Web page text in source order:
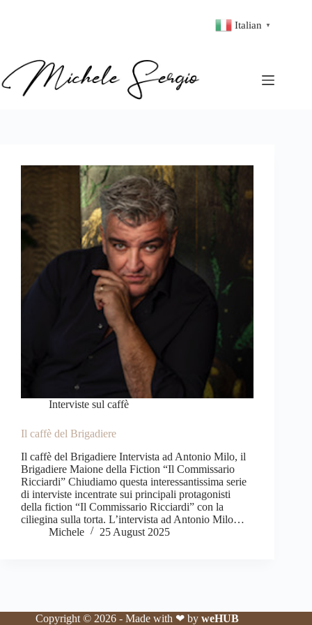
Italian ▼
Interviste sul caffè
Il caffè del Brigadiere
Il caffè del Brigadiere Intervista ad Antonio Milo, il
Brigadiere Maione della Fiction “Il Commissario
Ricciardi” Chiudiamo questa interessantissima serie
di interviste incentrate sui principali protagonisti
della fiction “Il Commissario Ricciardi” con la
ciliegina sulla torta. L’intervista ad Antonio Milo…
Michele
25 August 2025
Copyright © 2026 - Made with ❤ byweHUB